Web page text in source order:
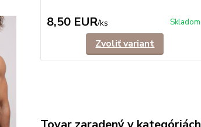
8,50 EUR/ks Skladom
Zvoliť variant